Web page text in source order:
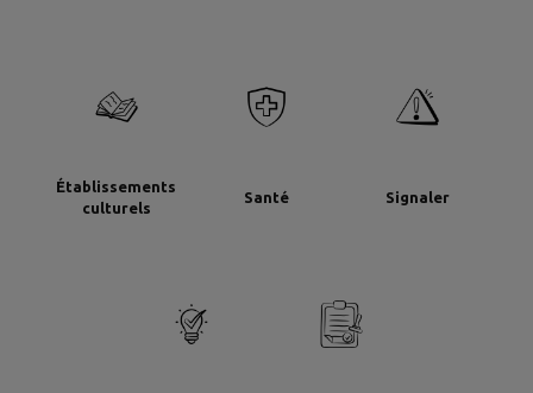
Établissements
culturels
Santé Signaler